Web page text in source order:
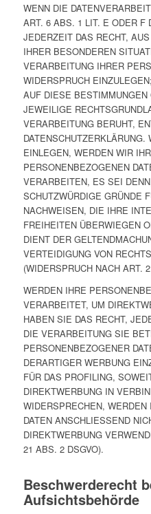
WENN DIE
ART. 6 ABS. 1 LIT. E ODER F
JEDERZEIT DAS RECHT,
IHRER BESONDEREN
VERARBEITUNG IHRER
WIDERSPRUCH
AUF DIESE
JEWEILIGE
VERARBEITUNG BERUHT,
EINLEGEN, WERDEN WIR
PERSONENBEZOGENEN
VERARBEITEN, ES SEI
SCHUTZWÜRDIGE GRÜNDE
NACHWEISEN, DIE IHRE
FREIHEITEN ÜBERWIEGEN
DIENT DER
VERTEIDIGUNG VON
(WIDERSPRUCH NACH ART.
WERDEN IHRE
VERARBEITET, UM
HABEN SIE DAS RECHT,
DIE VERARBEITUNG SIE
PERSONENBEZOGENER
DERARTIGER WERBUNG
FÜR DAS PROFILING,
DIREKTWERBUNG IN
WIDERSPRECHEN,
DATEN ANSCHLIESSEND
DIREKTWERBUNG
21 ABS. 2 DSGVO).
Beschwerde­recht
Aufsichts­behörde